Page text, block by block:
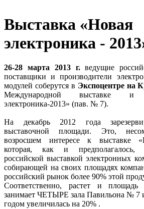
Выставка «Новая
электроника -
26-28 марта 2013 г.ведущие
поставщики и производители
модулей соберутся в Экспоцентре на
Международной выставке
электроника-2013» (пав. № 7).
На декабрь 2012 года
выставочной площади. Это,
возросшем интересе к выставке
которая, как и предполагалось,
российской выставкой электронных
собирающей на своих площадях
российский рынок более 90% этой
Соответственно, растет и площадь
занимает ЧЕТЫРЕ зала Павильона № 7
годом увеличилась на 20% .